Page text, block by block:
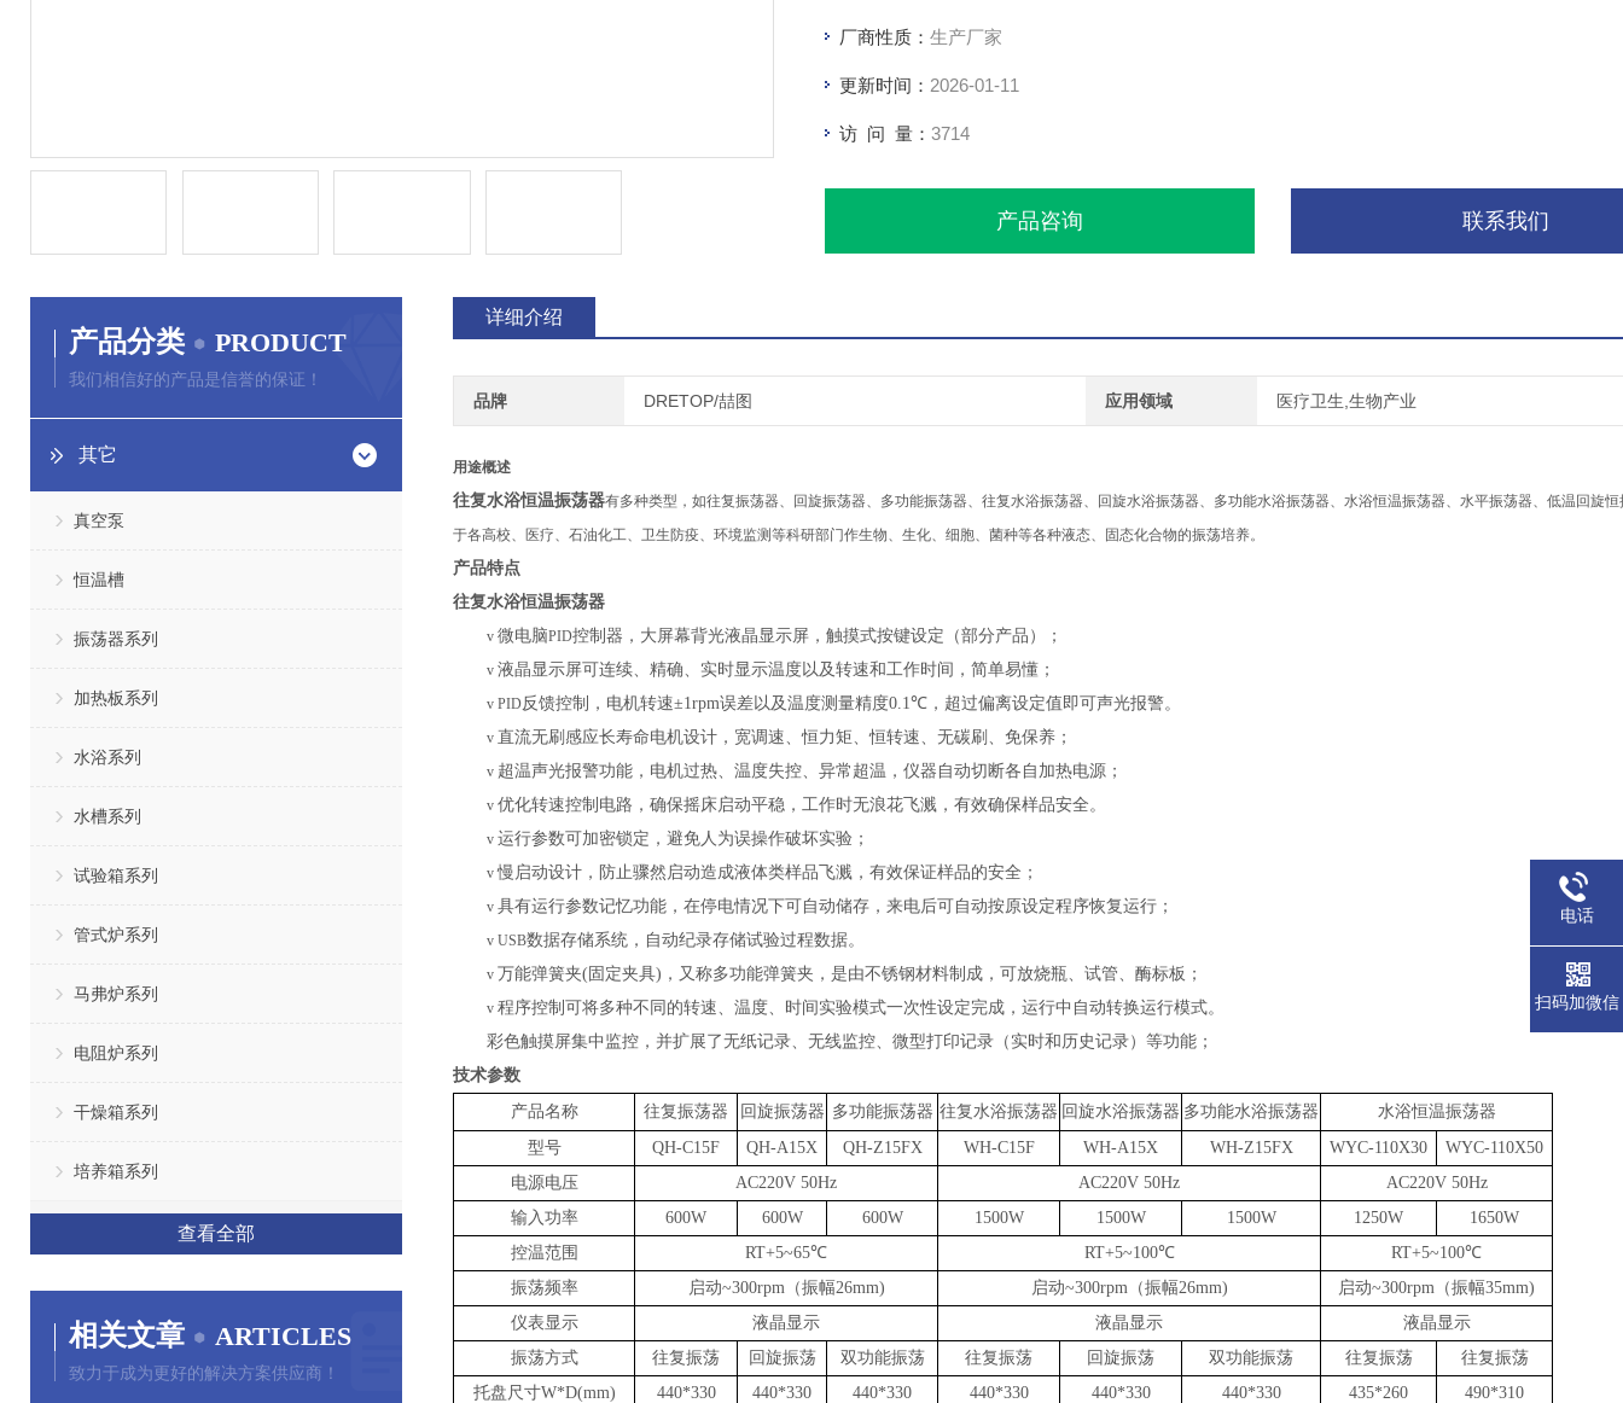
厂商性质： 生产厂家
更新时间： 2026-01-11
访 问 量： 3714
产品咨询 联系我们
产品分类 PRODUCT
我们相信好的产品是信誉的保证！
其它
真空泵
恒温槽
振荡器系列
加热板系列
水浴系列
水槽系列
试验箱系列
管式炉系列
马弗炉系列
电阻炉系列
干燥箱系列
培养箱系列
查看全部
相关文章 ARTICLES
致力于成为更好的解决方案供应商！
详细介绍
品牌 DRETOP/喆图 应用领域 医疗卫生,生物产业
用途概述
往复水浴恒温振荡器有多种类型，如往复振荡器、回旋振荡器、多功能振荡器、往复水浴振荡器、回旋水浴振荡器、多功能水浴振荡器、水浴恒温振荡器、水平振荡器、低温回旋
于各高校、医疗、石油化工、卫生防疫、环境监测等科研部门作生物、生化、细胞、菌种等各种液态、固态化合物的振荡培养。
产品特点
往复水浴恒温振荡器
v 微电脑PID控制器，大屏幕背光液晶显示屏，触摸式按键设定（部分产品）；
v 液晶显示屏可连续、精确、实时显示温度以及转速和工作时间，简单易懂；
v PID反馈控制，电机转速±1rpm误差以及温度测量精度0.1℃ ，超过偏离设定值即可声光报警。
v 直流无刷感应长寿命电机设计，宽调速、恒力矩、恒转速、无碳刷、免保养；
v 超温声光报警功能，电机过热、温度失控、异常超温，仪器自动切断各自加热电源；
v 优化转速控制电路，确保摇床启动平稳，工作时无浪花飞溅，有效确保样品安全。
v 运行参数可加密锁定，避免人为误操作破坏实验；
v慢启动设计，防止骤然启动造成液体类样品飞溅，有效保证样品的安全；
v 具有运行参数记忆功能，在停电情况下可自动储存，来电后可自动按原设定程序恢复运行；
v USB数据存储系统，自动纪录存储试验过程数据。
v 万能弹簧夹( 固定夹具) ， 又称多功能弹簧夹， 是由不锈钢材料制成 ， 可放烧瓶、试管、酶标板；
v 程序控制 可将多种不同的转速、温度、时间实验模式一次性设定完成，运行中自动转换运行模式。
彩色触摸屏集中监控，并扩展了无纸记录、无线监控、微型打印记录（实时和历史记录） 等功能；
技术参数
产品名称
往复振荡器 回旋振荡器 多功能振荡器 往复水浴振荡器 回旋水浴振荡器 多功能水浴振荡器
水浴恒温振荡器
型号
QH-C15F QH-A15X QH-Z15FX WH-C15F WH-A15X WH-Z15FX WYC-110X30
WYC-110X50
电源电压
AC220V 50Hz AC220V 50Hz
AC220V 50Hz
输入功率
600W 600W 600W 1500W 1500W 1500W 1250W
1650W
控温范围
RT+5~65℃ RT+5~100℃
RT+5~100℃
振荡频率
启动~300rpm（振幅26mm) 启动~300rpm（振幅26mm) 启动~300rpm（振幅35mm)
仪表显示
液晶显示 液晶显示
液晶显示
振荡方式
往复振荡 回旋振荡 双功能振荡 往复振荡 回旋振荡 双功能振荡 往复振荡 往复振荡
托盘尺寸W*D(mm) 440*330 440*330 440*330 440*330 440*330 440*330 435*260 490*310
电话
扫码加微信